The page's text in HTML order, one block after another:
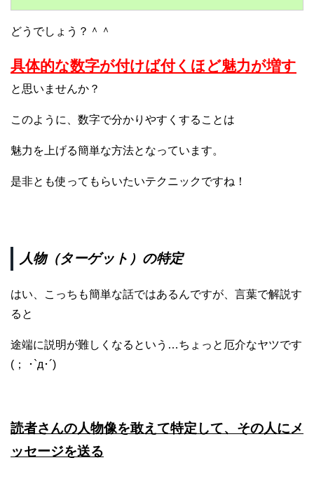
どうでしょう？＾＾
具体的な数字が付けば付くほど魅力が増す
と思いませんか？
このように、数字で分かりやすくすることは
魅力を上げる簡単な方法となっています。
是非とも使ってもらいたいテクニックですね！
人物（ターゲット）の特定
はい、こっちも簡単な話ではあるんですが、言葉で解説す
ると
途端に説明が難しくなるという…ちょっと厄介なヤツです
(； ･`д･´)
読者さんの人物像を敢えて特定して、その人にメ
ッセージを送る